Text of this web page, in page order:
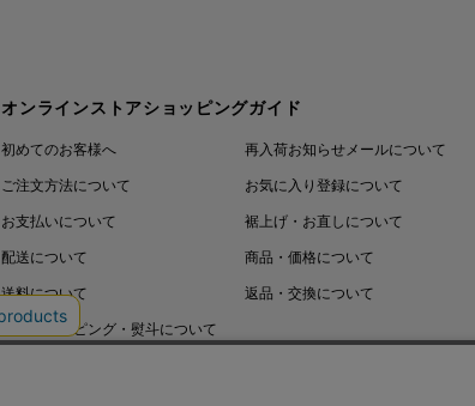
オンラインストアショッピングガイド
初めてのお客様へ
ご注文方法について
お支払いについて
配送について
送料について
ギフトラッピング・熨斗について
再入荷お知らせメールについて
お気に入り登録について
裾上げ・お直しについて
商品・価格について
返品・交換について